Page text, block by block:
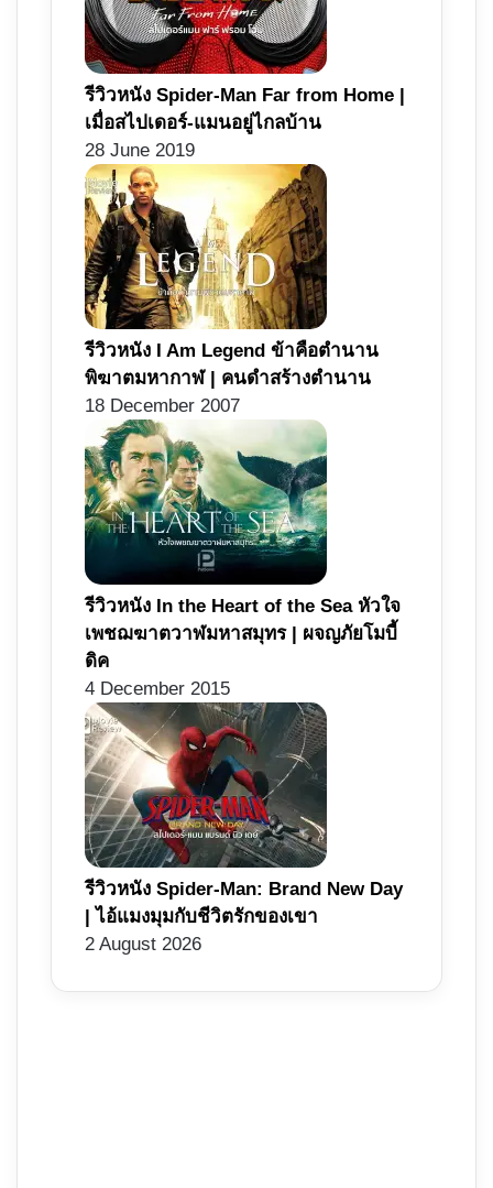
รีวิวหนัง Spider-Man Far from Home |
เมื่อสไปเดอร์-แมนอยู่ไกลบ้าน
28 June 2019
รีวิวหนัง I Am Legend ข้าคือตำนาน
พิฆาตมหากาฬ | คนดำสร้างตำนาน
18 December 2007
รีวิวหนัง In the Heart of the Sea หัวใจ
เพชฌฆาตวาฬมหาสมุทร | ผจญภัยโมบี้
ดิค
4 December 2015
รีวิวหนัง Spider-Man: Brand New Day
| ไอ้แมงมุมกับชีวิตรักของเขา
2 August 2026